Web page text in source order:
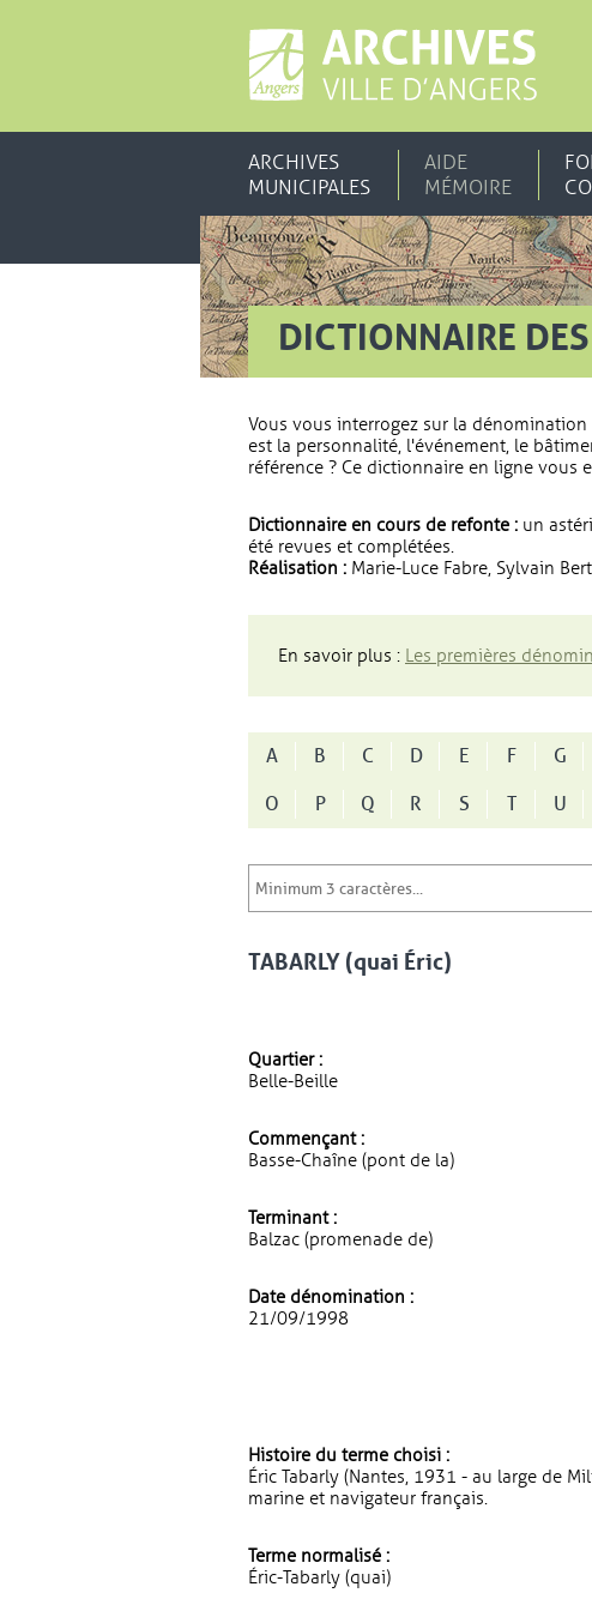
ARCHIVES
MUNICIPALES
AIDE
MÉMOIRE
DICTIONNAIRE
Vous vous interrogez sur la
est la personnalité, l'événement, le
référence ? Ce dictionnaire en ligne vous
Dictionnaire en cours de refonte : un
été revues et complétées.
Réalisation : Marie-Luce Fabre, Sylvain
En savoir plus : Les premières
A B C D E F G
O
P Q R S T U
TABARLY (quai Éric)
Quartier :
Belle-Beille
Commençant :
Basse-Chaîne (pont de la)
Terminant :
Balzac (promenade de)
Date dénomination :
21/09/1998
Histoire du terme choisi :
Éric Tabarly (Nantes, 1931 - au large de
marine et navigateur français.
Terme normalisé :
Éric-Tabarly (quai)